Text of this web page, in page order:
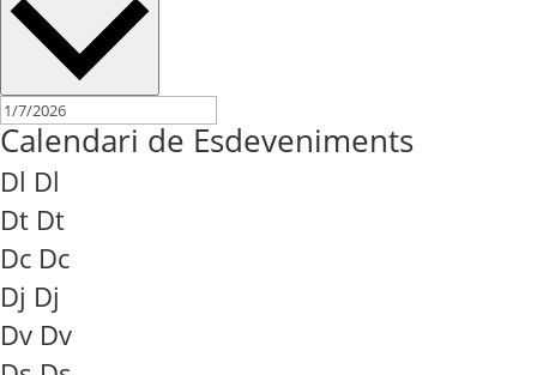
Calendari de Esdeveniments
Dl Dl
Dt Dt
Dc Dc
Dj Dj
Dv Dv